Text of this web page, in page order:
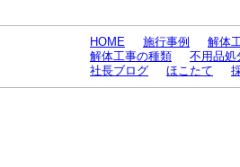
HOME 施行事例 解体
解体工事の種類
不用品処
社長ブログ
ほこたて